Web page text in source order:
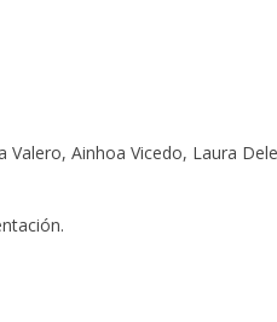
Ainhoa Vicedo, Laura